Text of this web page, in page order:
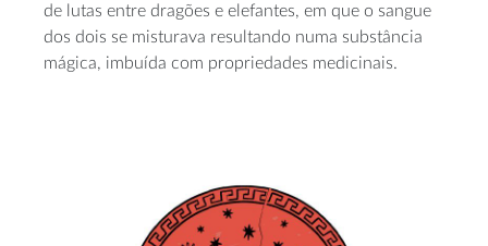
de lutas entre dragões e elefantes, em que o sangue
dos dois se misturava resultando numa substância
mágica, imbuída com propriedades medicinais.